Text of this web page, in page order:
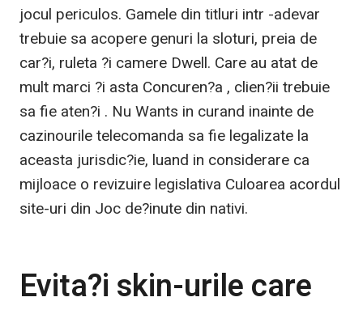
jocul periculos. Gamele din titluri intr -adevar
trebuie sa acopere genuri la sloturi, preia de
car?i, ruleta ?i camere Dwell. Care au atat de
mult marci ?i asta Concuren?a , clien?ii trebuie
sa fie aten?i . Nu Wants in curand inainte de
cazinourile telecomanda sa fie legalizate la
aceasta jurisdic?ie, luand in considerare ca
mijloace o revizuire legislativa Culoarea acordul
site-uri din Joc de?inute din nativi.
Evita?i skin-urile care